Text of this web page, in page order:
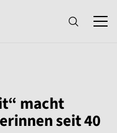
macht
seit 40